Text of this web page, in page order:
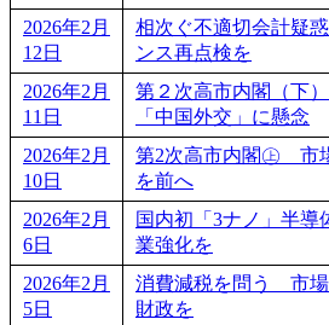
2026年2月
12日
相次ぐ不適切会計疑
ンス再点検を
2026年2月
11日
第２次高市内閣（下
「中国外交」に懸念
2026年2月
10日
第2次高市内閣㊤ 市
を前へ
2026年2月
6日
国内初「3ナノ」半
業強化を
2026年2月
5日
消費減税を問う 市場
財政を